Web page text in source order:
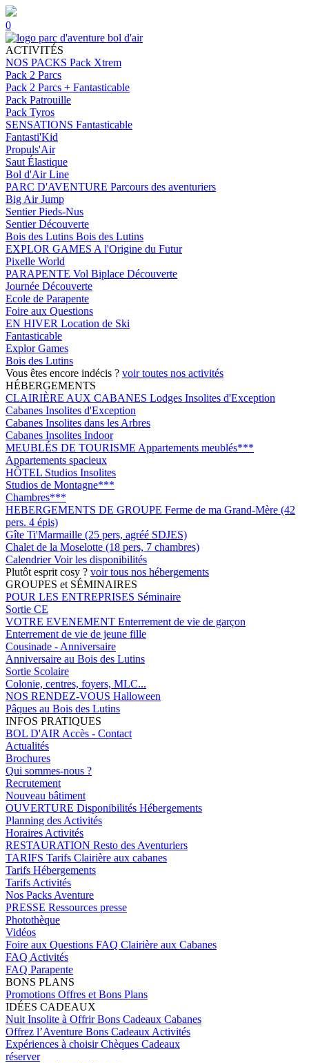
0
ACTIVITÉS
NOS PACKS Pack Xtrem
Pack 2 Parcs
Pack 2 Parcs + Fantasticable
Pack Patrouille
Pack Tyros
SENSATIONS Fantasticable
Fantasti'Kid
Propuls'Air
Saut Élastique
Bol d'Air Line
PARC D'AVENTURE Parcours des aventuriers
Big Air Jump
Sentier Pieds-Nus
Sentier Découverte
Bois des Lutins Bois des Lutins
EXPLOR GAMES A l'Origine du Futur
Pixelle World
PARAPENTE Vol Biplace Découverte
Journée Découverte
Ecole de Parapente
Foire aux Questions
EN HIVER Location de Ski
Fantasticable
Explor Games
Bois des Lutins
Vous êtes encore indécis ? voir toutes nos activités
HÉBERGEMENTS
CLAIRIÈRE AUX CABANES Lodges Insolites d'Exception
Cabanes Insolites d'Exception
Cabanes Insolites dans les Arbres
Cabanes Insolites Indoor
MEUBLÉS DE TOURISME Appartements meublés***
Appartements spacieux
HÔTEL Studios Insolites
Studios de Montagne***
Chambres***
HEBERGEMENTS DE GROUPE Ferme de ma Grand-Mère (42
pers. 4 épis)
Gîte Ti'Marmaille (25 pers, agréé SDJES)
Chalet de la Moselotte (18 pers, 7 chambres)
CalendrierVoir les disponibilités
Plutôt esprit cosy ? voir tous nos hébergements
GROUPES et SÉMINAIRES
POUR LES ENTREPRISES Séminaire
Sortie CE
VOTRE EVENEMENT Enterrement de vie de garçon
Enterrement de vie de jeune fille
Cousinade - Anniversaire
Anniversaire au Bois des Lutins
Sortie Scolaire
Colonie, centres, foyers, MLC...
NOS RENDEZ-VOUS Halloween
Pâques au Bois des Lutins
INFOS PRATIQUES
BOL D'AIR Accès - Contact
Actualités
Brochures
Qui sommes-nous ?
Recrutement
Nouveau bâtiment
OUVERTURE Disponibilités Hébergements
Planning des Activités
Horaires Activités
RESTAURATION Resto des Aventuriers
TARIFS Tarifs Clairière aux cabanes
Tarifs Hébergements
Tarifs Activités
Nos Packs Aventure
PRESSE Ressources presse
Photothèque
Vidéos
Foire aux Questions FAQ Clairière aux Cabanes
FAQ Activités
FAQ Parapente
BONS PLANS
Promotions Offres et Bons Plans
IDÉES CADEAUX
Nuit Insolite à OffrirBons Cadeaux Cabanes
Offrez l’Aventure Bons Cadeaux Activités
Expériences à choisirChèques Cadeaux
réserver